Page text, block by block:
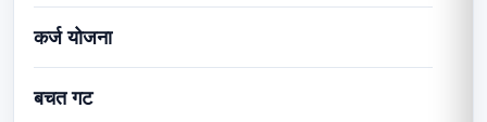
कर्ज योजना
बचत गट